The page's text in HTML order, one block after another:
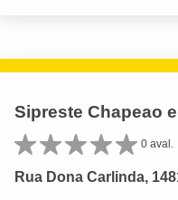
Sipreste Chapeao
0 aval.
Rua Dona Carlinda,